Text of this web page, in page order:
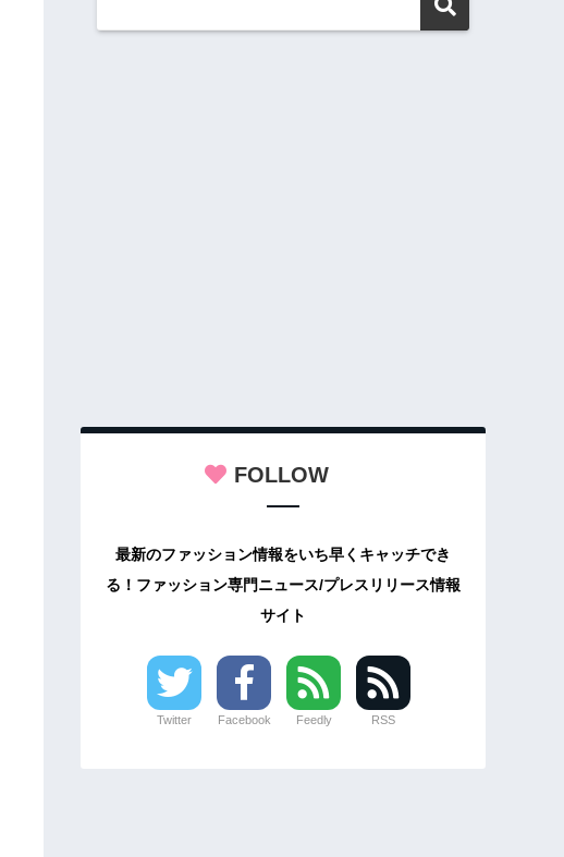
FOLLOW
最新のファッション情報をいち早くキャッチでき
る！ファッション専門ニュース/プレスリリース情報
サイト
Twitter Facebook Feedly RSS